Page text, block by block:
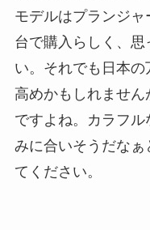
モデルはプランジ
台で購入らしく、
い。それでも日本
高めかもしれませ
ですよね。カラフ
みに合いそうだな
てください。